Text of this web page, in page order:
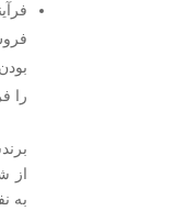
را
از
به